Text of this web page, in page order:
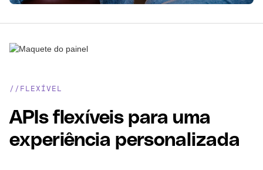
//FLEXÍVEL
APIs flexíveis para uma
experiência personalizada